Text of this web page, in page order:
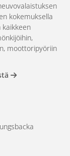
kokemuksella
moottoripyöriin